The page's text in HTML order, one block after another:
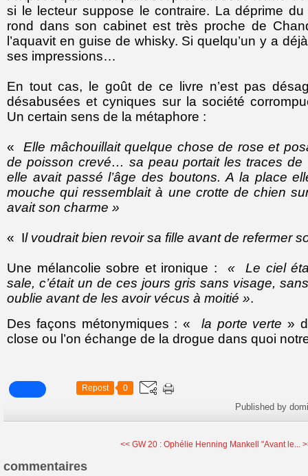
si le lecteur suppose le contraire. La déprime
rond dans son cabinet est très proche de
l’aquavit en guise de whisky. Si quelqu’un y a
ses impressions…
En tout cas, le goût de ce livre n’est pas
désabusées et cyniques sur la société
Un certain sens de la métaphore :
«Elle mâchouillait quelque chose de rose et
de poisson crevé… sa peau portait les traces de
elle avait passé l’âge des boutons. A la place
mouche qui ressemblait à une crotte de chien
avait son charme »
« Il voudrait bien revoir sa fille avant de refermer
Une mélancolie sobre et ironique :« Le ciel
sale, c’était un de ces jours gris sans visage,
oublie avant de les avoir vécus à moitié ».
Des façons métonymiques : « la porte verte »
close ou l’on échange de la drogue dans quoi
Repost 0
Published by
<< GW 20 : Ophélie Henning Mankell "Avant le...
commentaires